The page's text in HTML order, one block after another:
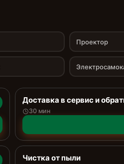
Проектор
Доставка в сервис и
30 мин
Чистка от пыли